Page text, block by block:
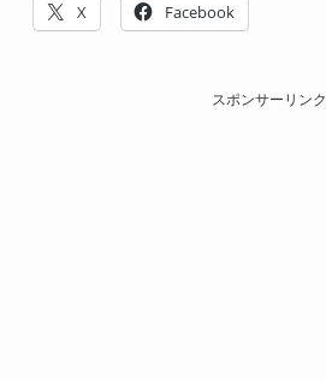
X Facebook
スポンサーリンク